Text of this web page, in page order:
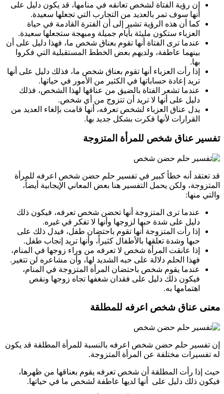
إن رؤية الفتاة لشخص تعانقه في منامها، قد يكون دليل على
أنها سوف تمر بالعديد من التجارب التي تجعلها سعيدة.
كما أن هذه الرؤية تشير إلى أن الفترة القادمة في حياة
العزباء ستكون مليئة بأيام جميلة ومبهجة ستجعلها سعيدة.
عندما ترى الفتاة أنها تقوم بعناق شخص ما، فهذا دليل على أن
بينهما عاطفة، ولديهم بعض الخطط المستقبلية التي فكروا
بها.
إذا رأت العزباء أنها تقوم بعناق شخص ما، فذلك دليل على أنها
تريد إعادة حساباتها في الكثير من الأمور في حياتها.
عندما تشعر الفتاة بالضيق من عناقها لهذا الشخص، فذلك
دليل على أنها لا تريد أن تتزوج من أي شخص.
يدل عناق العزباء لشخص تعرفه، أنها قامت بإلغاء العديد من
القرارات لأنها فكرت بشكل جديد بها.
تفسير عناق شخص للمرأة المتزوجة
قد تعتقد أنه خطأ كبير في تفسير حلم حضن شخص اعرفه للمرأة
المتزوجة، ولكن يحمل التفسير هنا بعض المعاني الإيجابية أيضاً،
والتي منها:
عندما ترى المتزوجة أنها تحضن شخص تعرفه، فيكون ذلك
دليل على شدة حبها لزوجها وأنها لا تفكر في غيره.
إذا رأت المتزوجة أنها تقوم باحتضان طفل، فيدل ذلك على
حبها وشدة تعلقها بالأطفال كثيراً، وأنها تريد إنجاب طفل.
إذا عانقت المرأة شخص لا تعرفه من وراء زوجها في المنام،
فهذا الحلم دلالة على حبه الشديد لها، وأن مشاعره لن تتغير.
عندما يقوم شخص باحتضان المرأة المتزوجة في المنام،
فيكون ذلك دليل على فقدان شغفها تجاه زوجها ونقص
اهتمامها به.
معنى عناق شخص اعرفه للمطلقة
إن تفسير حلم حضن شخص اعرفه بالنسبة للمرأة المطلقة قد يكون
له تفسيرات مختلفة عن المرأة المتزوجة.
حيث إذا رأت المطلقة أن شخص تعرفه يقوم بعناقها من ظهرها،
فيكون ذلك دليل على أنها لديها عاطفة لشخص ما في حياتها.